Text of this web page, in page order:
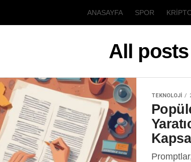
ANASAYFA SPOR
All
TEKNOLOJI